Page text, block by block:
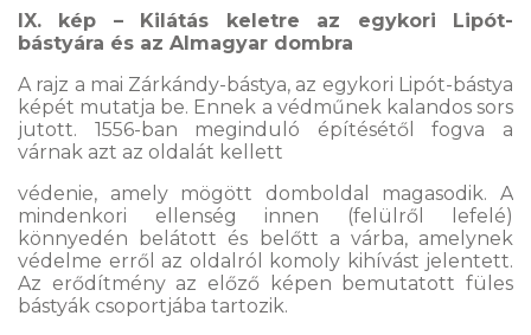
IX. kép – Kilátás keletre az egykori Lipót-
bástyára és az Almagyar dombra
A rajz a mai Zárkándy-bástya, az egykori Lipót-bástya
képét mutatja be. Ennek a védműnek kalandos sors
jutott. 1556-ban meginduló építésétől fogva a
várnak azt az oldalát kellett
védenie, amely mögött domboldal magasodik. A
mindenkori ellenség innen (felülről lefelé)
könnyedén belátott és belőtt a várba, amelynek
védelme erről az oldalról komoly kihívást jelentett.
Az erődítmény az előző képen bemutatott füles
bástyák csoportjába tartozik.